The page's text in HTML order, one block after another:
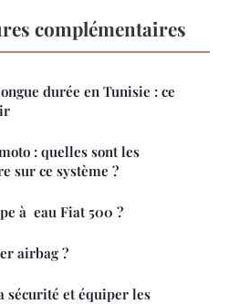
complémentaires
durée en Tunisie : ce
: quelles sont les
sur ce système ?
à eau Fiat 500 ?
airbag ?
sécurité et équiper les